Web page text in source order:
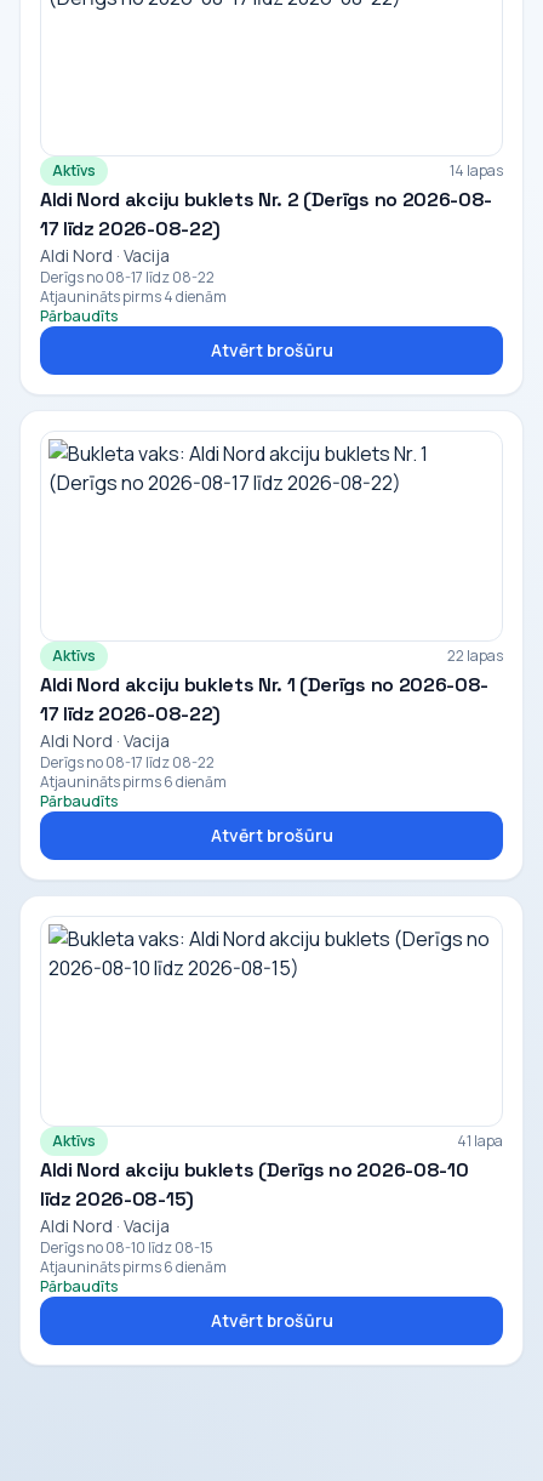
Aktīvs 14 lapas
Aldi Nord akciju buklets Nr. 2 (Derīgs no 2026-08-
17 līdz 2026-08-22)
Aldi Nord · Vacija
Derīgs no 08-17 līdz 08-22
Atjaunināts pirms 4 dienām
Pārbaudīts
Atvērt brošūru
Aktīvs 22 lapas
Aldi Nord akciju buklets Nr. 1 (Derīgs no 2026-08-
17 līdz 2026-08-22)
Aldi Nord · Vacija
Derīgs no 08-17 līdz 08-22
Atjaunināts pirms 6 dienām
Pārbaudīts
Atvērt brošūru
Aktīvs 41 lapa
Aldi Nord akciju buklets (Derīgs no 2026-08-10
līdz 2026-08-15)
Aldi Nord · Vacija
Derīgs no 08-10 līdz 08-15
Atjaunināts pirms 6 dienām
Pārbaudīts
Atvērt brošūru